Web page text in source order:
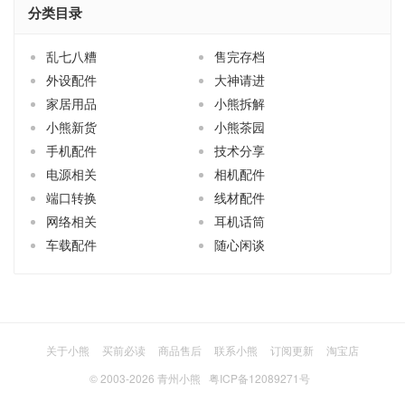
分类目录
乱七八糟
售完存档
外设配件
大神请进
家居用品
小熊拆解
小熊新货
小熊茶园
手机配件
技术分享
电源相关
相机配件
端口转换
线材配件
网络相关
耳机话筒
车载配件
随心闲谈
关于小熊 买前必读 商品售后 联系小熊 订阅更新
淘宝店
© 2003-2026 青州小熊 粤ICP备12089271号